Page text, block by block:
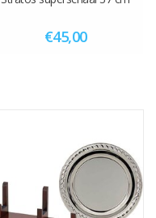
€45,00